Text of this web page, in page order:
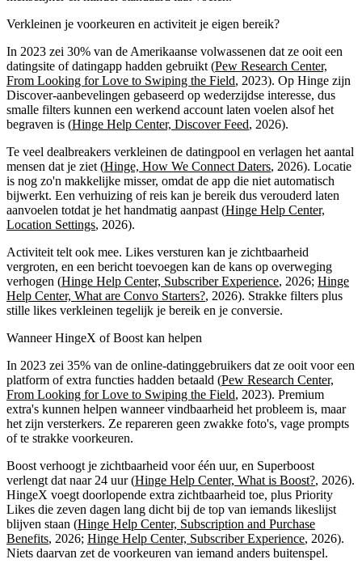
Verkleinen je voorkeuren en activiteit je eigen bereik?
In 2023 zei 30% van de Amerikaanse volwassenen dat ze ooit een
datingsite of datingapp hadden gebruikt (Pew Research Center,
From Looking for Love to Swiping the Field, 2023). Op Hinge zijn
Discover-aanbevelingen gebaseerd op wederzijdse interesse, dus
smalle filters kunnen een werkend account laten voelen alsof het
begraven is (Hinge Help Center, Discover Feed, 2026).
Te veel dealbreakers verkleinen de datingpool en verlagen het aantal
mensen dat je ziet (Hinge, How We Connect Daters, 2026). Locatie
is nog zo'n makkelijke misser, omdat de app die niet automatisch
bijwerkt. Een verhuizing of reis kan je bereik dus verouderd laten
aanvoelen totdat je het handmatig aanpast (Hinge Help Center,
Location Settings, 2026).
Activiteit telt ook mee. Likes versturen kan je zichtbaarheid
vergroten, en een bericht toevoegen kan de kans op overweging
verhogen (Hinge Help Center, Subscriber Experience, 2026; Hinge
Help Center, What are Convo Starters?, 2026). Strakke filters plus
stille likes verkleinen tegelijk je bereik en je conversie.
Wanneer HingeX of Boost kan helpen
In 2023 zei 35% van de online-datinggebruikers dat ze ooit voor een
platform of extra functies hadden betaald (Pew Research Center,
From Looking for Love to Swiping the Field, 2023). Premium
extra's kunnen helpen wanneer vindbaarheid het probleem is, maar
het zijn versterkers. Ze repareren geen zwakke foto's, vage prompts
of te strakke voorkeuren.
Boost verhoogt je zichtbaarheid voor één uur, en Superboost
verlengt dat naar 24 uur (Hinge Help Center, What is Boost?, 2026).
HingeX voegt doorlopende extra zichtbaarheid toe, plus Priority
Likes die zeven dagen lang dicht bij de top van iemands likeslijst
blijven staan (Hinge Help Center, Subscription and Purchase
Benefits, 2026; Hinge Help Center, Subscriber Experience, 2026).
Niets daarvan zet de voorkeuren van iemand anders buitenspel.